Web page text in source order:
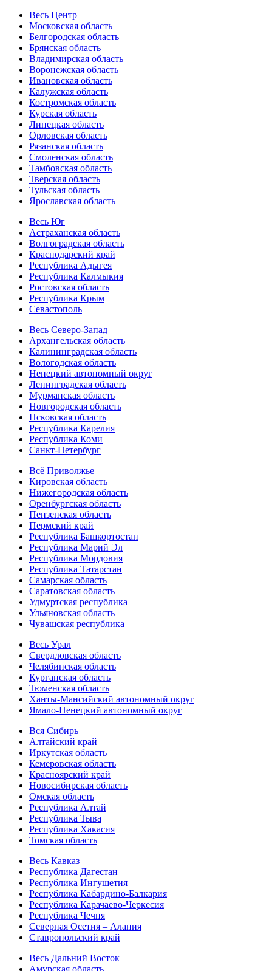
Весь Центр
Московская область
Белгородская область
Брянская область
Владимирская область
Воронежская область
Ивановская область
Калужская область
Костромская область
Курская область
Липецкая область
Орловская область
Рязанская область
Смоленская область
Тамбовская область
Тверская область
Тульская область
Ярославская область
Весь Юг
Астраханская область
Волгоградская область
Краснодарский край
Республика Адыгея
Республика Калмыкия
Ростовская область
Республика Крым
Севастополь
Весь Северо-Запад
Архангельская область
Калининградская область
Вологодская область
Ненецкий автономный округ
Ленинградская область
Мурманская область
Новгородская область
Псковская область
Республика Карелия
Республика Коми
Санкт-Петербург
Всё Приволжье
Кировская область
Нижегородская область
Оренбургская область
Пензенская область
Пермский край
Республика Башкортостан
Республика Марий Эл
Республика Мордовия
Республика Татарстан
Самарская область
Саратовская область
Удмуртская республика
Ульяновская область
Чувашская республика
Весь Урал
Свердловская область
Челябинская область
Курганская область
Тюменская область
Ханты-Мансийский автономный округ
Ямало-Ненецкий автономный округ
Вся Сибирь
Алтайский край
Иркутская область
Кемеровская область
Красноярский край
Новосибирская область
Омская область
Республика Алтай
Республика Тыва
Республика Хакасия
Томская область
Весь Кавказ
Республика Дагестан
Республика Ингушетия
Республика Кабардино-Балкария
Республика Карачаево-Черкесия
Республика Чечня
Северная Осетия – Алания
Ставропольский край
Весь Дальний Восток
Амурская область